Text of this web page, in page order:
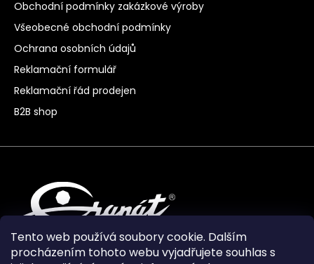
Tento web používá soubory cookie. Dalším
procházením tohoto webu vyjadřujete souhlas s
Obchodní podmínky zakázkové výroby
Všeobecné obchodní podmínky
Ochrana osobních údajů
Reklamační formulář
Reklamační řád prodejen
B2B shop